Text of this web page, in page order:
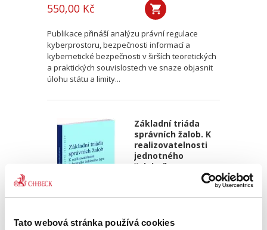
Tato webová stránka používá cookies
550,00 Kč
Publikace přináší analýzu právní regulace
kyberprostoru, bezpečnosti informací a
kybernetické bezpečnosti v širších teoretických
a praktických souvislostech ve snaze objasnit
úlohu státu a limity...
Základní triáda
správních žalob. K
realizovatelnosti
jednotného
žalobního typu